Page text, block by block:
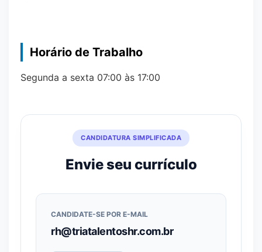
Horário de Trabalho
Segunda a sexta 07:00 às 17:00
CANDIDATURA SIMPLIFICADA
Envie seu currículo
CANDIDATE-SE POR E-MAIL
rh@triatalentoshr.com.br